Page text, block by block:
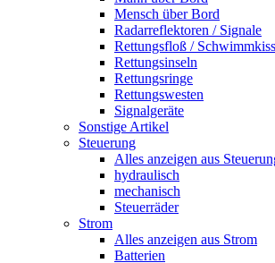
Mensch über Bord
Radarreflektoren / Signale
Rettungsfloß /
Rettungsinseln
Rettungsringe
Rettungswesten
Signalgeräte
Sonstige Artikel
Steuerung
Alles anzeigen aus
hydraulisch
mechanisch
Steuerräder
Strom
Alles anzeigen aus Strom
Batterien